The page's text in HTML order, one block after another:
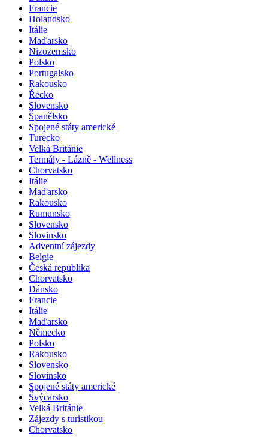
Francie
Holandsko
Itálie
Maďarsko
Nizozemsko
Polsko
Portugalsko
Rakousko
Řecko
Slovensko
Španělsko
Spojené státy americké
Turecko
Velká Británie
Termály - Lázně - Wellness
Chorvatsko
Itálie
Maďarsko
Rakousko
Rumunsko
Slovensko
Slovinsko
Adventní zájezdy
Belgie
Česká republika
Chorvatsko
Dánsko
Francie
Itálie
Maďarsko
Německo
Polsko
Rakousko
Slovensko
Slovinsko
Spojené státy americké
Švýcarsko
Velká Británie
Zájezdy s turistikou
Chorvatsko